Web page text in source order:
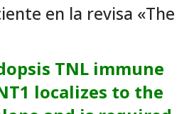
en la revisa «The
TNL immune
localizes to the